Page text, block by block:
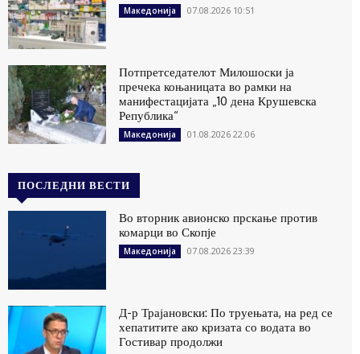
Македонија 07.08.2026 10:51
Потпретседателот Милошоски ја
пречека коњаницата во рамки на
манифестацијата „10 дена Крушевска
Република“
Македонија 01.08.2026 22:06
ПОСЛЕДНИ ВЕСТИ
Во вторник авионско прскање против
комарци во Скопје
Македонија 07.08.2026 23:39
Д-р Трајановски: По труењата, на ред се
хепатитите ако кризата со водата во
Гостивар продолжи